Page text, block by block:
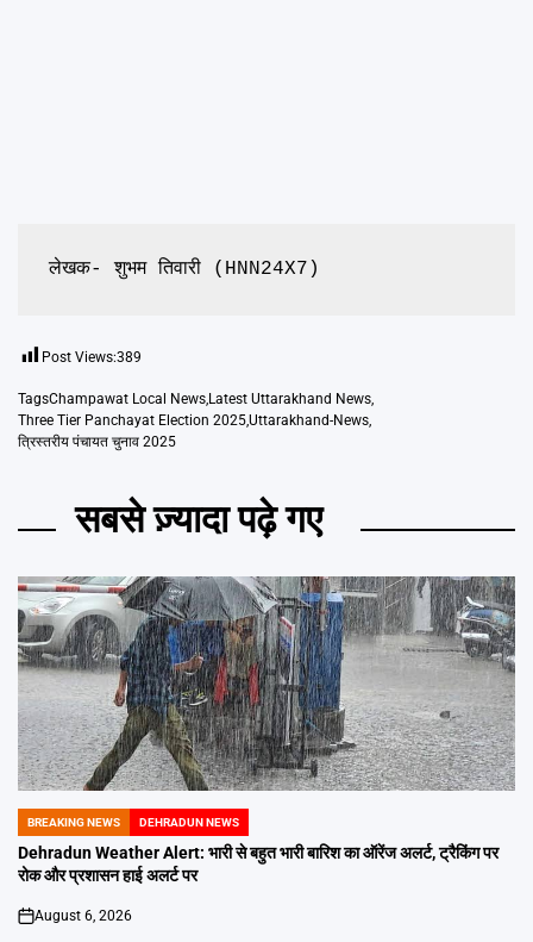
लेखक- शुभम तिवारी (HNN24X7)
Post Views:389
TagsChampawat Local News,Latest Uttarakhand News,
Three Tier Panchayat Election 2025,Uttarakhand-News,
त्रिस्तरीय पंचायत चुनाव 2025
सबसे ज़्यादा पढ़े गए
POSTED
IN
BREAKING NEWS DEHRADUN NEWS
Dehradun Weather Alert: भारी से बहुत भारी बारिश का ऑरेंज अलर्ट, ट्रैकिंग पर
रोक और प्रशासन हाई अलर्ट पर
on
August 6, 2026